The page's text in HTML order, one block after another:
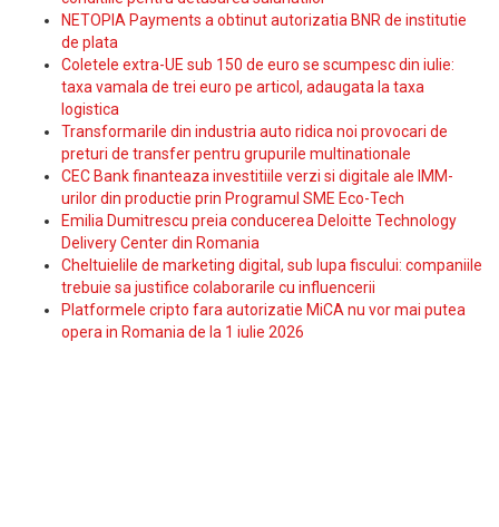
NETOPIA Payments a obtinut autorizatia BNR de institutie
de plata
Coletele extra-UE sub 150 de euro se scumpesc din iulie:
taxa vamala de trei euro pe articol, adaugata la taxa
logistica
Transformarile din industria auto ridica noi provocari de
preturi de transfer pentru grupurile multinationale
CEC Bank finanteaza investitiile verzi si digitale ale IMM-
urilor din productie prin Programul SME Eco-Tech
Emilia Dumitrescu preia conducerea Deloitte Technology
Delivery Center din Romania
Cheltuielile de marketing digital, sub lupa fiscului: companiile
trebuie sa justifice colaborarile cu influencerii
Platformele cripto fara autorizatie MiCA nu vor mai putea
opera in Romania de la 1 iulie 2026